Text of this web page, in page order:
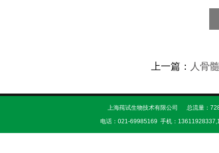
上一篇： 人骨
上海莼试生物技术有限公司 总流量：
电话：021-69985169 手机：